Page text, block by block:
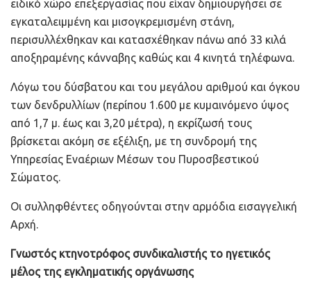
ειδικό χώρο επεξεργασίας που είχαν δημιουργήσει σε
εγκαταλειμμένη και μισογκρεμισμένη στάνη,
περισυλλέχθηκαν και κατασχέθηκαν πάνω από 33 κιλά
αποξηραμένης κάνναβης καθώς και 4 κινητά τηλέφωνα.
Λόγω του δύσβατου και του μεγάλου αριθμού και όγκου
των δενδρυλλίων (περίπου 1.600 με κυμαινόμενο ύψος
από 1,7 μ. έως και 3,20 μέτρα), η εκρίζωσή τους
βρίσκεται ακόμη σε εξέλιξη, με τη συνδρομή της
Υπηρεσίας Εναέριων Μέσων του Πυροσβεστικού
Σώματος.
Οι συλληφθέντες οδηγούνται στην αρμόδια εισαγγελική
Αρχή.
Γνωστός κτηνοτρόφος συνδικαλιστής το ηγετικός
μέλος της εγκληματικής οργάνωσης